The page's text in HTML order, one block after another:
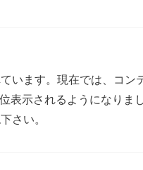
います。現在では、コン
表示されるようになりま
さい。